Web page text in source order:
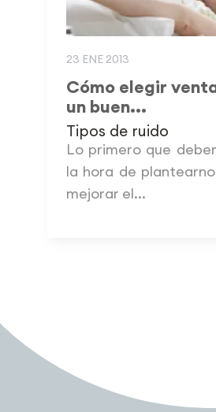
23 ENE 2013
Cómo elegir
un buen...
Tipos de ruido
Lo primero que
la hora de
mejorar el...